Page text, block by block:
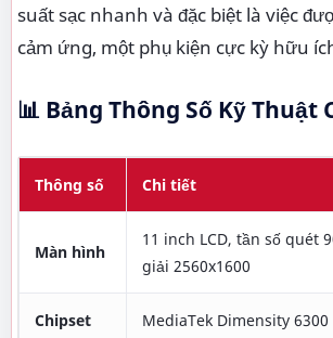
suất sạc nhanh và đặc biệt là việc
cảm ứng, một phụ kiện cực kỳ hữu
📊 Bảng Thông Số Kỹ Thuật
Thông số Chi tiết
Màn hình
11 inch LCD, tần số quét
giải 2560x1600
Chipset MediaTek Dimensity